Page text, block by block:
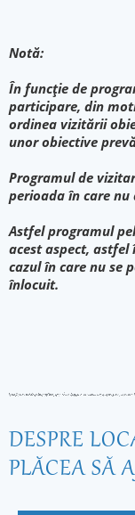
Notă:
În funcţie de
participare, din
ordinea vizitării
unor obiective
Programul de
perioada în care
Astfel programul
acest aspect,
cazul în care nu se
înlocuit.
DESPRE
PLĂCEA SĂ